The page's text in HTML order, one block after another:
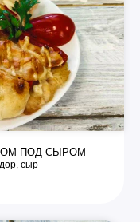
ПОД СЫРОМ
сыр